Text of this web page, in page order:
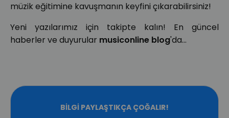
müzik eğitimine kavuşmanın keyfini çıkarabilirsiniz!
Yeni yazılarımız için takipte kalın! En güncel
haberler ve duyurular musiconline blog'da...
BILGI PAYLAŞTIKÇA ÇOĞALIR!